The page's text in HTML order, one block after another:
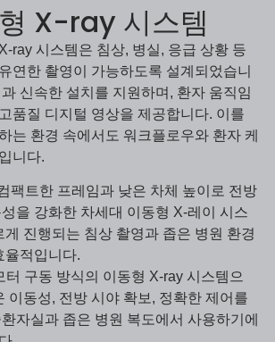
X-ray 시스템
ray 시스템은 침상, 병실, 응급 상황 등
연한 촬영이 가능하도록 설계되었습니
신속한 설치를 지원하며, 환자 움직임
품질 디지털 영상을 제공합니다. 이를
는 환경 속에서도 워크플로우와 환자 케
니다.
팩트한 프레임과 낮은 차체 높이로 전방
을 강화한 차세대 이동형 X-레이 시스
게 진행되는 침상 촬영과 좁은 병원 환경
율적입니다.
터 구동 방식의 이동형 X-ray 시스템으
이동성, 전방 시야 확보, 정확한 제어를
자실과 좁은 병원 복도에서 사용하기에